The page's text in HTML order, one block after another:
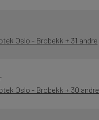
Oslo - Brobekk + 31 andre
Oslo - Brobekk + 30 andre